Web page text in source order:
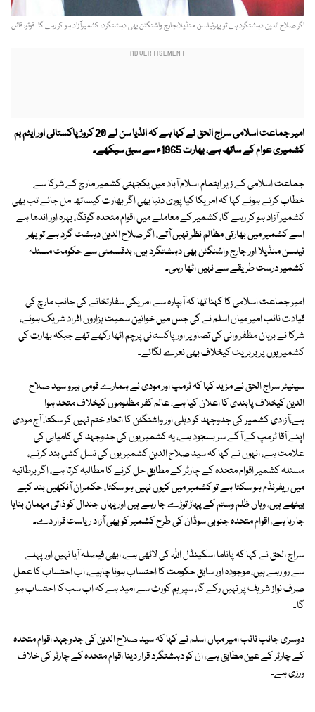
اگر صلاح الدین دہشتگرد ہے تو پھرنیلسن منڈیلا،جارج واشنگٹن بھی دہشتگرد، کشمیرآزاد ہو کر رہے گا۔ فوٹو: فائل
امیر جماعت اسلامی سراج الحق نے کہا ہے کہ انڈیا سن لے 20 کروڑ پاکستانی اور ایٹم بم
کشمیری عوام کے ساتھ ہے، بھارت 1965ء سے سبق سیکھے۔
جماعت اسلامی کے زیر اہتمام اسلام آباد میں یکجہتی کشمیر مارچ کے شرکا سے
خطاب کرتے ہوئے کہا کہ امریکا کیا پوری دنیا بھی اگر بھارت کیساتھ مل جائے تب بھی
کشمیر آزاد ہو کر رہے گا، کشمیر کے معاملے میں اقوام متحدہ گونگا، بہرہ اور اندھا ہے
اسے کشمیر میں بھارتی مظالم نظر نہیں آتے، اگر صلاح الدین دہشت گرد ہے تو پھر
نیلسن منڈیلا اور جارج واشنگٹن بھی دہشتگرد ہیں، بدقسمتی سے حکومت مسئلہ
کشمیر درست طریقے سے نہیں اٹھا رہی۔
امیر جماعت اسلامی کا کہنا تھا کہ آبپارہ سے امریکی سفارتخانے کی جانب مارچ کی
قیادت نائب امیر میاں اسلم نے کی جس میں خواتین سمیت ہزاروں افراد شریک ہوئے،
شرکا نے برہان مظفر وانی کی تصاویر اور پاکستانی پرچم اٹھا رکھے تھے جبکہ بھارت کی
کشمیریوں پر بربریت کیخلاف بھی نعرے لگائے۔
سینیٹر سراج الحق نے مزید کہا کہ ٹرمپ اور مودی نے ہمارے قومی ہیرو سید صلاح
الدین کیخلاف پابندی کا اعلان کیا ہے، عالم کفر مظلوموں کیخلاف متحد ہوا
ہے،آزادی کشمیر کی جدوجہد کو دہلی اور واشنگٹن کا اتحاد ختم نہیں کر سکتا، آج مودی
اپنے آقا ٹرمپ کے آگے سر بسجود ہے، یہ کشمیریوں کی جدوجہد کی کامیابی کی
علامت ہے، انہوں نے کہا کہ سید صلاح الدین کشمیریوں کی نسل کشی بند کرنے،
مسئلہ کشمیر اقوام متحدہ کے چارٹر کے مطابق حل کرنے کا مطالبہ کرتا ہے، اگر برطانیہ
میں ریفرنڈم ہو سکتا ہے تو کشمیر میں کیوں نہیں ہو سکتا، حکمران آنکھیں بند کیے
بیٹھے ہیں، وہاں ظلم وستم کے پہاڑ توڑے جا رہے ہیں اور یہاں جندال کو ذاتی مہمان بنایا
جا رہا ہے، اقوام متحدہ جنوبی سوڈان کی طرح کشمیر کو بھی آزاد ریاست قرار دے۔
سراج الحق نے کہا کہ پاناما اسکینڈل اللہ کی لاٹھی ہے، ابھی فیصلہ آیا نہیں اور پہلے
سے رو رہے ہیں، موجودہ اور سابق حکومت کا احتساب ہونا چاہیے، اب احتساب کا عمل
صرف نواز شریف پر نہیں رکے گا، سپریم کورٹ سے امید ہے کہ اب سب کا احتساب ہو
گا۔
دوسری جانب نائب امیر میاں اسلم نے کہا کہ سید صلاح الدین کی جدوجہد اقوام متحدہ
کے چارٹر کے عین مطابق ہے، ان کو دہشتگرد قرار دینا اقوام متحدہ کے چارٹر کی خلاف
ورزی ہے۔